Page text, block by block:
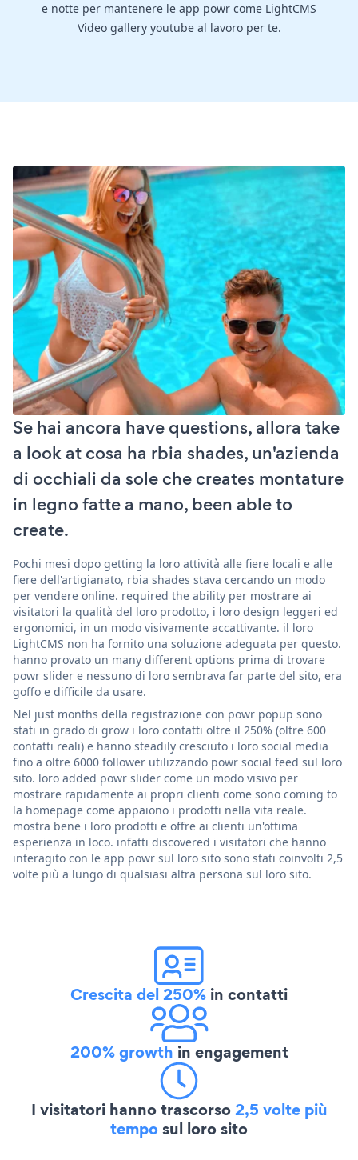
e notte per mantenere le app powr come LightCMS
Video gallery youtube al lavoro per te.
Se hai ancora have questions, allora take
a look at cosa ha rbia shades, un'azienda
di occhiali da sole che creates montature
in legno fatte a mano, been able to
create.
Pochi mesi dopo getting la loro attività alle fiere locali e alle
fiere dell'artigianato, rbia shades stava cercando un modo
per vendere online. required the ability per mostrare ai
visitatori la qualità del loro prodotto, i loro design leggeri ed
ergonomici, in un modo visivamente accattivante. il loro
LightCMS non ha fornito una soluzione adeguata per questo.
hanno provato un many different options prima di trovare
powr slider e nessuno di loro sembrava far parte del sito, era
goffo e difficile da usare.
Nel just months della registrazione con powr popup sono
stati in grado di grow i loro contatti oltre il 250% (oltre 600
contatti reali) e hanno steadily cresciuto i loro social media
fino a oltre 6000 follower utilizzando powr social feed sul loro
sito. loro added powr slider come un modo visivo per
mostrare rapidamente ai propri clienti come sono coming to
la homepage come appaiono i prodotti nella vita reale.
mostra bene i loro prodotti e offre ai clienti un'ottima
esperienza in loco. infatti discovered i visitatori che hanno
interagito con le app powr sul loro sito sono stati coinvolti 2,5
volte più a lungo di qualsiasi altra persona sul loro sito.
Crescita del 250% in contatti
200% growth in engagement
I visitatori hanno trascorso2,5 volte più
temposul loro sito